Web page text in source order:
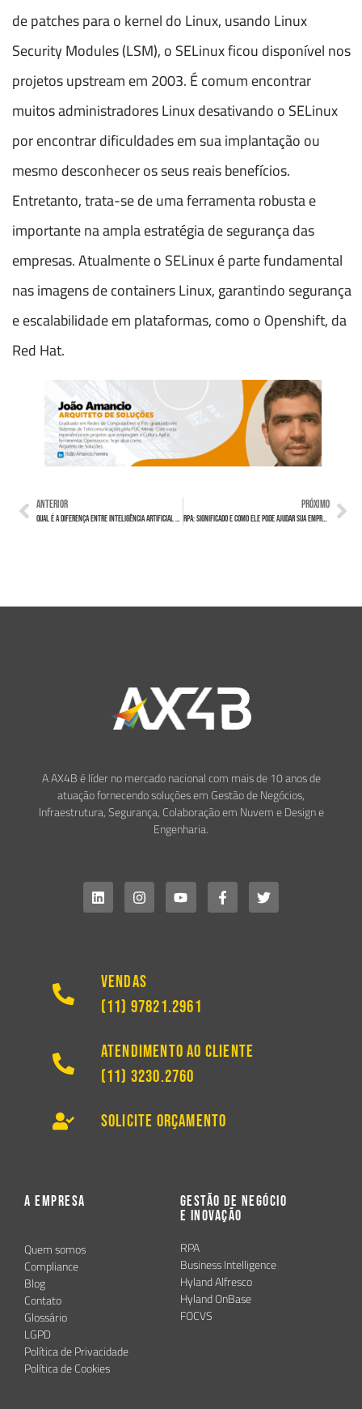
de patches para o kernel do Linux, usando Linux
Security Modules (LSM), o SELinux ficou disponível nos
projetos upstream em 2003. É comum encontrar
muitos administradores Linux desativando o SELinux
por encontrar dificuldades em sua implantação ou
mesmo desconhecer os seus reais benefícios.
Entretanto, trata-se de uma ferramenta robusta e
importante na ampla estratégia de segurança das
empresas. Atualmente o SELinux é parte fundamental
nas imagens de containers Linux, garantindo segurança
e escalabilidade em plataformas, como o Openshift, da
Red Hat.
ANTERIOR
Qual é a diferença entre Inteligência Artificial e Machine Learning?
PRÓXIMO
RPA: Significado e como ele pode ajudar sua empresa
A AX4B é líder no mercado nacional com mais de 10 anos de
atuação fornecendo soluções em Gestão de Negócios,
Infraestrutura, Segurança, Colaboração em Nuvem e Design e
Engenharia.
Vendas
(11) 97821.2961
Atendimento ao Cliente
(11) 3230.2760
Solicite Orçamento
A Empresa
Quem somos
Compliance
Blog
Contato
Glossário
LGPD
Política de Privacidade
Política de Cookies
Gestão de Negócio
e Inovação
RPA
Business Intelligence
Hyland Alfresco
Hyland OnBase
FOCVS